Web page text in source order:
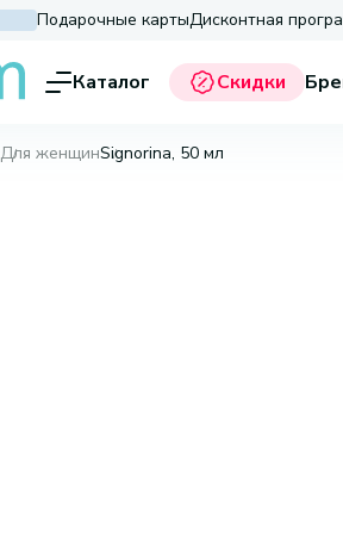
Подарочные картыДисконтная
Каталог Скидки
Для женщинSignorina, 50 мл